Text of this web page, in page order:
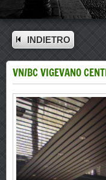
INDIETRO
VN/BC VIGEVANO